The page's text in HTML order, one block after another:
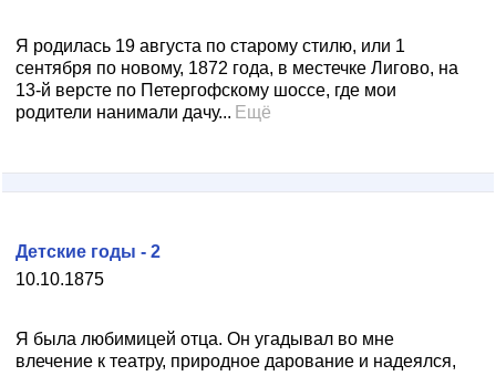
Я родилась 19 августа по старому стилю, или 1
сентября по новому, 1872 года, в местечке Лигово, на
13-й версте по Петергофскому шоссе, где мои
родители нанимали дачу... Ещё
10.10.1875
Детские годы - 2
Я была любимицей отца. Он угадывал во мне
влечение к театру, природное дарование и надеялся,